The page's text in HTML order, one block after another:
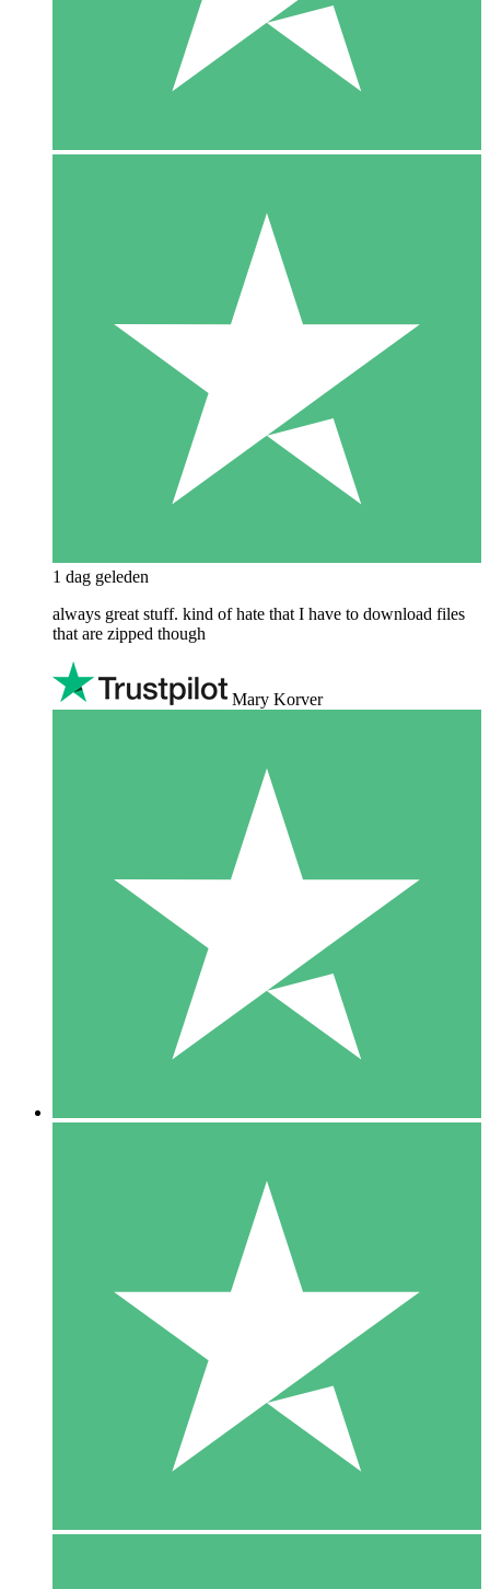
1 dag geleden
always great stuff. kind of hate that I have to download files
that are zipped though
Mary Korver